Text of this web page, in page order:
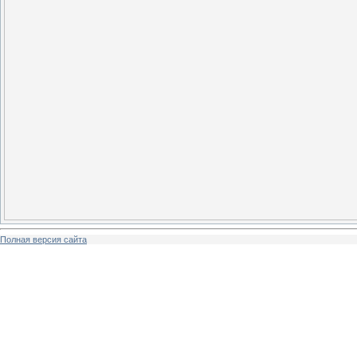
Полная версия сайта